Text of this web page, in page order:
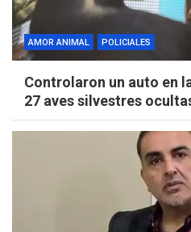
AMOR ANIMAL POLICIALES
Controlaron un auto en
27 aves silvestres